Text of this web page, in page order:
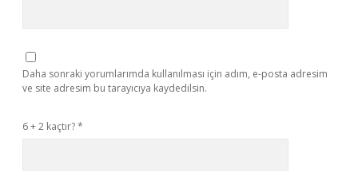
Daha sonraki yorumlarımda kullanılması için adım, e-posta adresim
ve site adresim bu tarayıcıya kaydedilsin.
6 + 2 kaçtır?*